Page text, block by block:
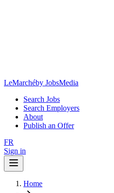
LeMarchéby JobsMedia
Search Jobs
Search Employers
About
Publish an Offer
FR
Sign in
Home